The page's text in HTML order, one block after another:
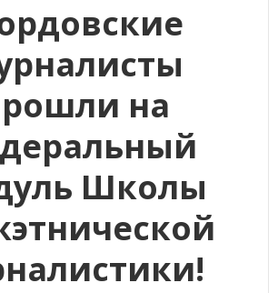
на
Школы